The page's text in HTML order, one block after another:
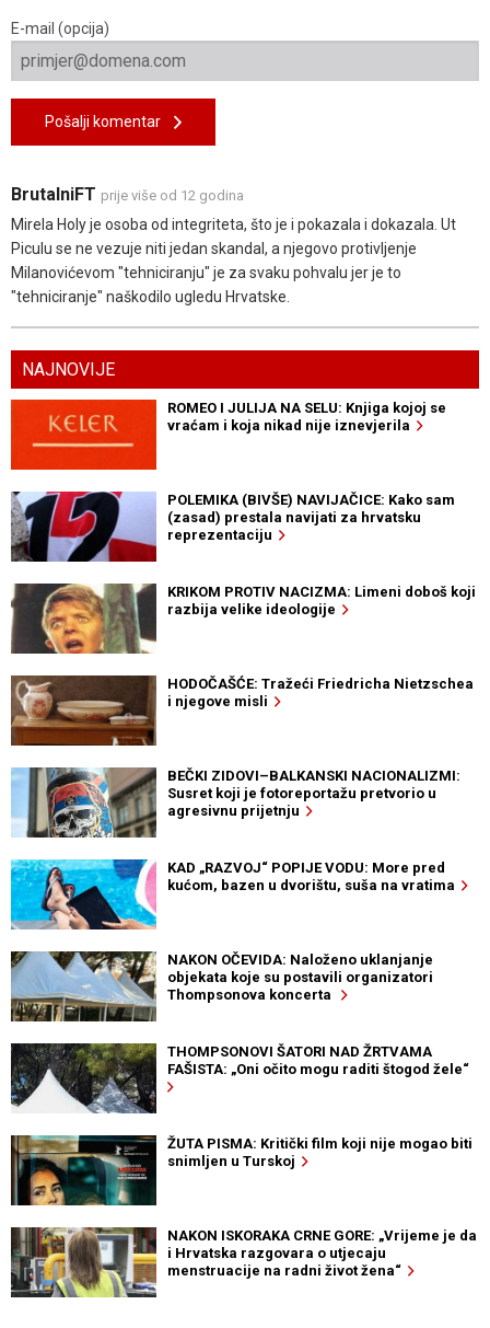
E-mail (opcija)
Pošalji komentar
BrutalniFT prije više od 12 godina
Mirela Holy je osoba od integriteta, što je i pokazala i dokazala. Ut
Piculu se ne vezuje niti jedan skandal, a njegovo protivljenje
Milanovićevom "tehniciranju" je za svaku pohvalu jer je to
"tehniciranje" naškodilo ugledu Hrvatske.
NAJNOVIJE
ROMEO I JULIJA NA SELU: Knjiga kojoj se
vraćam i koja nikad nije iznevjerila
POLEMIKA (BIVŠE) NAVIJAČICE: Kako sam
(zasad) prestala navijati za hrvatsku
reprezentaciju
KRIKOM PROTIV NACIZMA: Limeni doboš koji
razbija velike ideologije
HODOČAŠĆE: Tražeći Friedricha Nietzschea
i njegove misli
BEČKI ZIDOVI–BALKANSKI NACIONALIZMI:
Susret koji je fotoreportažu pretvorio u
agresivnu prijetnju
KAD „RAZVOJ“ POPIJE VODU: More pred
kućom, bazen u dvorištu, suša na vratima
NAKON OČEVIDA: Naloženo uklanjanje
objekata koje su postavili organizatori
Thompsonova koncerta
THOMPSONOVI ŠATORI NAD ŽRTVAMA
FAŠISTA: „Oni očito mogu raditi štogod žele“
ŽUTA PISMA: Kritički film koji nije mogao biti
snimljen u Turskoj
NAKON ISKORAKA CRNE GORE: „Vrijeme je da
i Hrvatska razgovara o utjecaju
menstruacije na radni život žena“